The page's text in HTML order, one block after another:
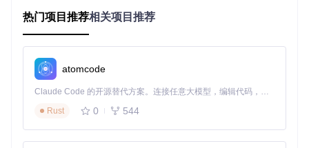
2.1 自动识别机制
Brigadier通过三种方式智能识别设备型号，确保驱动匹配准确
性：
：在macOS环境直接读取
/System/Library/E
xtensions/IOPlatformPluginFamily.kext/Conten
ts/PlugIns/ACPI_SMC_PlatformPlugin.kext/Cont
硬件探针：通过检查CPU型号、显卡配置等硬件参数辅助
热门项目推荐相关项目推荐
atomcode
Claude Code 的开源替代方案。连接任意大模型，编辑代码，运行命令，自动验证 — 全自动执行。用 Rust 构建，极致性能。 ｜ An open-source alternative to Claude Code. Connect any LLM, edit code, run commands, and verify changes — autonomously. Built in Rust for speed. Get Started
Rust
0 544